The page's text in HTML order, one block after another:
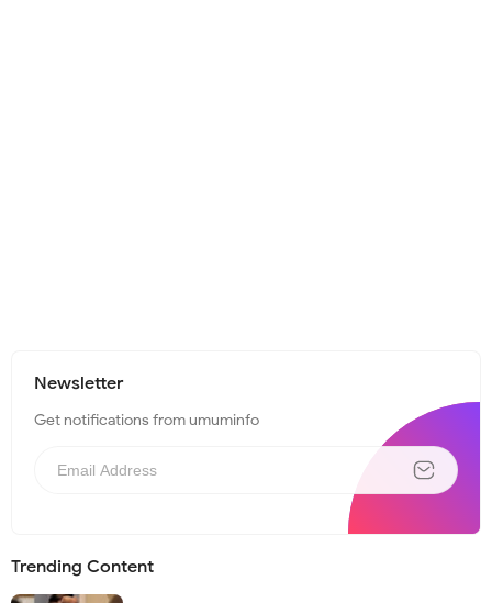
Newsletter
Get notifications from umuminfo
Trending Content